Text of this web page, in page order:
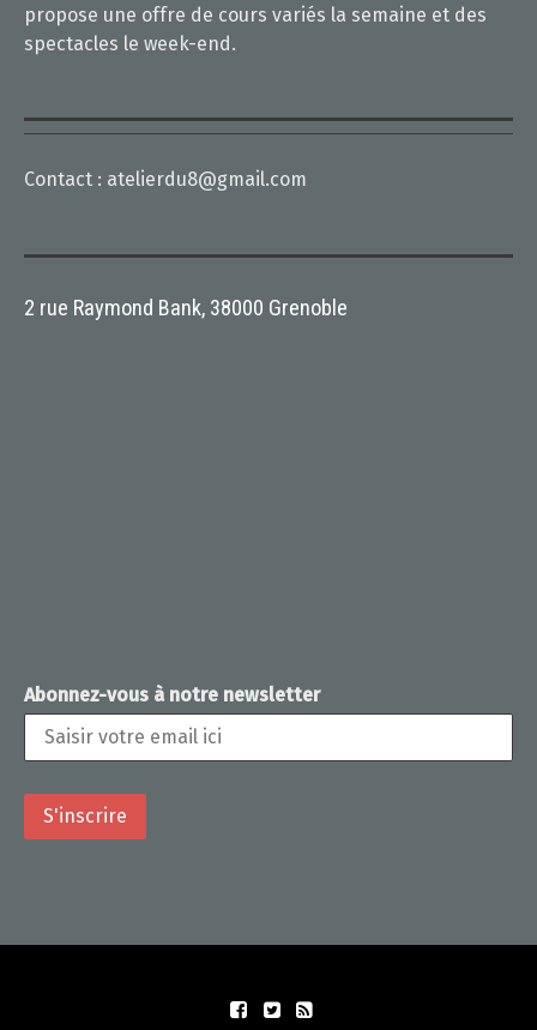
propose une offre de cours variés la semaine et des
spectacles le week-end.
Contact : atelierdu8@gmail.com
2 rue Raymond Bank, 38000 Grenoble
Abonnez-vous à notre newsletter